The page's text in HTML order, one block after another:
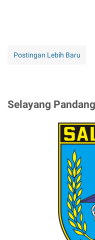
Postingan Lebih Baru
Selayang Pandang